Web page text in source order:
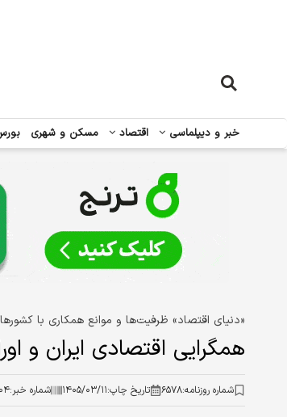
خبر و دیپلماسی اقتصاد مسکن و شهری
«دنیای اقتصاد» ظرفیت‌ها و موانع همکاری با
همگرایی اقتصادی ایران و
شماره روزنامه:۶۵۷۸ تاریخ چاپ:۱۴۰۵/۰۳/۱۱ شماره خبر: